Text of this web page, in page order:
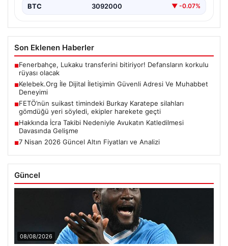
BTC 3092000 ▼ -0.07%
Son Eklenen Haberler
■Fenerbahçe, Lukaku transferini bitiriyor! Defansların korkulu
rüyası olacak
■Kelebek.Org İle Dijital İletişimin Güvenli Adresi Ve Muhabbet
Deneyimi
■FETÖ’nün suikast timindeki Burkay Karatepe silahları
gömdüğü yeri söyledi, ekipler harekete geçti
■Hakkında İcra Takibi Nedeniyle Avukatın Katledilmesi
Davasında Gelişme
■7 Nisan 2026 Güncel Altın Fiyatları ve Analizi
Güncel
08/08/2026